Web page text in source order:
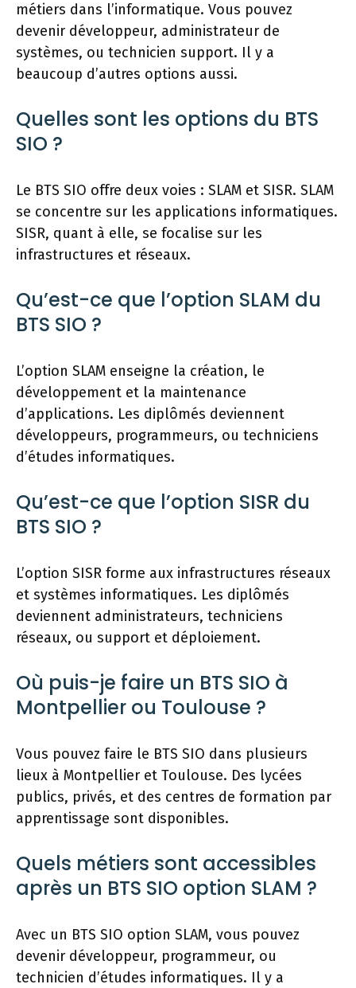
métiers dans l’informatique. Vous pouvez
devenir développeur, administrateur de
systèmes, ou technicien support. Il y a
beaucoup d’autres options aussi.
Quelles sont les options du BTS
SIO ?
Le BTS SIO offre deux voies : SLAM et SISR. SLAM
se concentre sur les applications informatiques.
SISR, quant à elle, se focalise sur les
infrastructures et réseaux.
Qu’est-ce que l’option SLAM du
BTS SIO ?
L’option SLAM enseigne la création, le
développement et la maintenance
d’applications. Les diplômés deviennent
développeurs, programmeurs, ou techniciens
d’études informatiques.
Qu’est-ce que l’option SISR du
BTS SIO ?
L’option SISR forme aux infrastructures réseaux
et systèmes informatiques. Les diplômés
deviennent administrateurs, techniciens
réseaux, ou support et déploiement.
Où puis-je faire un BTS SIO à
Montpellier ou Toulouse ?
Vous pouvez faire le BTS SIO dans plusieurs
lieux à Montpellier et Toulouse. Des lycées
publics, privés, et des centres de formation par
apprentissage sont disponibles.
Quels métiers sont accessibles
après un BTS SIO option SLAM ?
Avec un BTS SIO option SLAM, vous pouvez
devenir développeur, programmeur, ou
technicien d’études informatiques. Il y a